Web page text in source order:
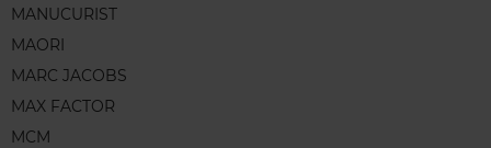
MANUCURIST
MAORI
MARC JACOBS
MAX FACTOR
MCM